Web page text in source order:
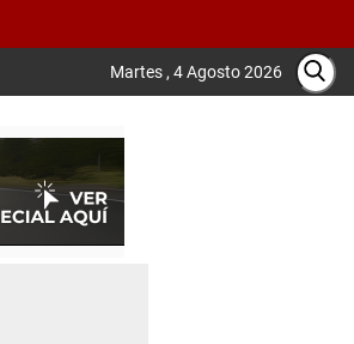
Martes , 4 Agosto 2026